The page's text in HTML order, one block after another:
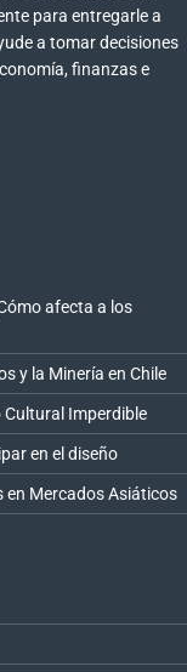
para entregarle a
a tomar decisiones
finanzas e
afecta a los
y la Minería en Chile
Cultural Imperdible
en el diseño
en Mercados Asiáticos